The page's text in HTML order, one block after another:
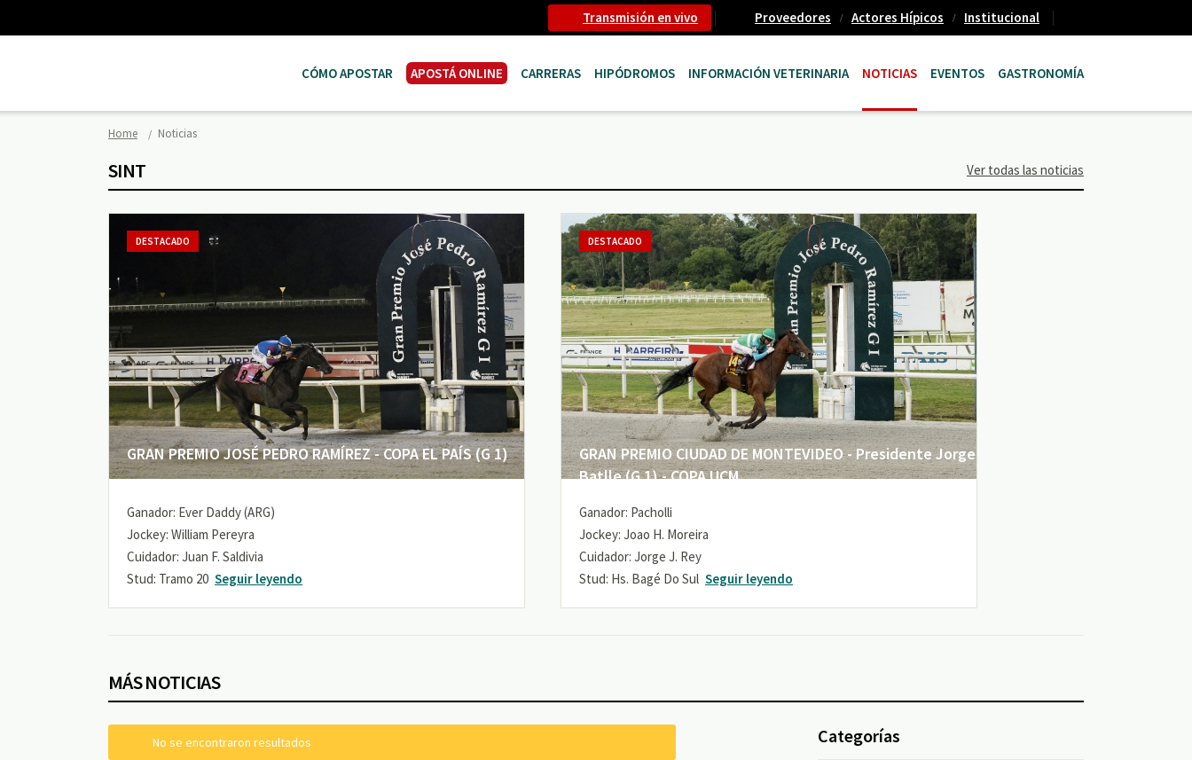
Transmisión en vivo Proveedores Actores Hípicos Institucional
CÓMO APOSTAR APOSTÁ ONLINE CARRERAS HIPÓDROMOS INFORMACIÓN VETERINARIA NOTICIAS EVENTOS GASTRONOMÍA
Home Noticias
SINT Ver todas las noticias
GRAN PREMIO JOSÉ PEDRO RAMÍREZ - COPA EL PAÍS (G 1)
DESTACADO
Ganador: Ever Daddy (ARG)
Jockey: William Pereyra
Cuidador: Juan F. Saldivia
Stud: Tramo 20 Seguir leyendo
GRAN PREMIO CIUDAD DE MONTEVIDEO - Presidente Jorge
Batlle (G 1) - COPA UCM
DESTACADO
Ganador: Pacholli
Jockey: Joao H. Moreira
Cuidador: Jorge J. Rey
Stud: Hs. Bagé Do Sul Seguir leyendo
MÁS NOTICIAS
No se encontraron resultados Categorías